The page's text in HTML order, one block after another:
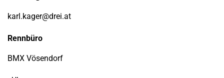
karl.kager@drei.at
Rennbüro
BMX Vösendorf